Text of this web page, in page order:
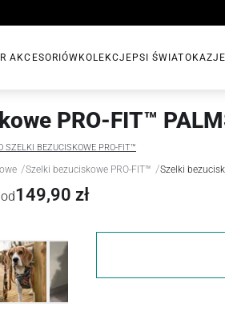
AKCESORIÓW KOLEKCJE PSI ŚWIATOKAZJE
PRO-FIT™
SZELKI BEZUCISKOWE PRO-FIT™
/Szelki bezuciskowe PRO-FIT™ /Szelki
od149,90 zł